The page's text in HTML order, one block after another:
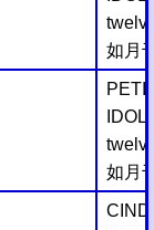
如月
如月